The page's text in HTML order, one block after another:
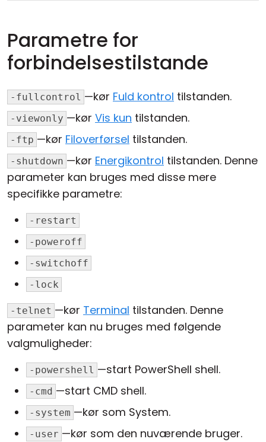
Parametre for
forbindelsestilstande
-fullcontrol —kør Fuld kontrol tilstanden.
-viewonly —kør Vis kun tilstanden.
-ftp —kør Filoverførsel tilstanden.
-shutdown —kør Energikontrol tilstanden. Denne
parameter kan bruges med disse mere
specifikke parametre:
-restart
-poweroff
-switchoff
-lock
-telnet —kør Terminal tilstanden. Denne
parameter kan nu bruges med følgende
valgmuligheder:
-powershell —start PowerShell shell.
-cmd —start CMD shell.
-system —kør som System.
-user —kør som den nuværende bruger.